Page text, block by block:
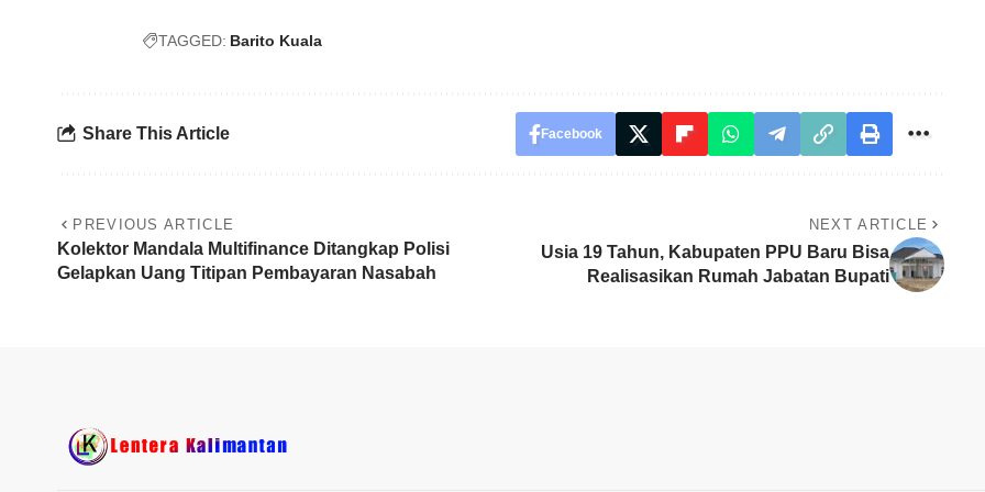
TAGGED: Barito Kuala
Share This Article Facebook
PREVIOUS ARTICLE
Kolektor Mandala Multifinance Ditangkap Polisi
Gelapkan Uang Titipan Pembayaran Nasabah
NEXT ARTICLE
Usia 19 Tahun, Kabupaten PPU Baru Bisa
Realisasikan Rumah Jabatan Bupati